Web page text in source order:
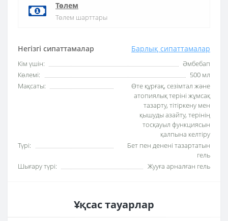
Негізгі сипаттамалар Барлық сипаттамалар
Кім үшін:
Әмбебап
Көлемі:
500 мл
Мақсаты:
Өте құрғақ, сезімтал және
атопиялық теріні жұмсақ
тазарту, тітіркену мен
қышуды азайту, терінің
тосқауыл функциясын
қалпына келтіру
Түрі:
Бет пен денені тазартатын
гель
Шығару түрі:
Жууға арналған гель
Төлем
Төлем шарттары
Ұқсас тауарлар